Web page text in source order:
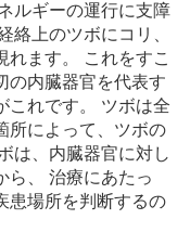
ルギーの運行に支障
絡上のツボにコリ、
れます。 これをすこ
の内臓器官を代表す
これです。 ツボは全
所によって、ツボの
は、内臓器官に対し
ら、 治療にあたっ
患場所を判断するの